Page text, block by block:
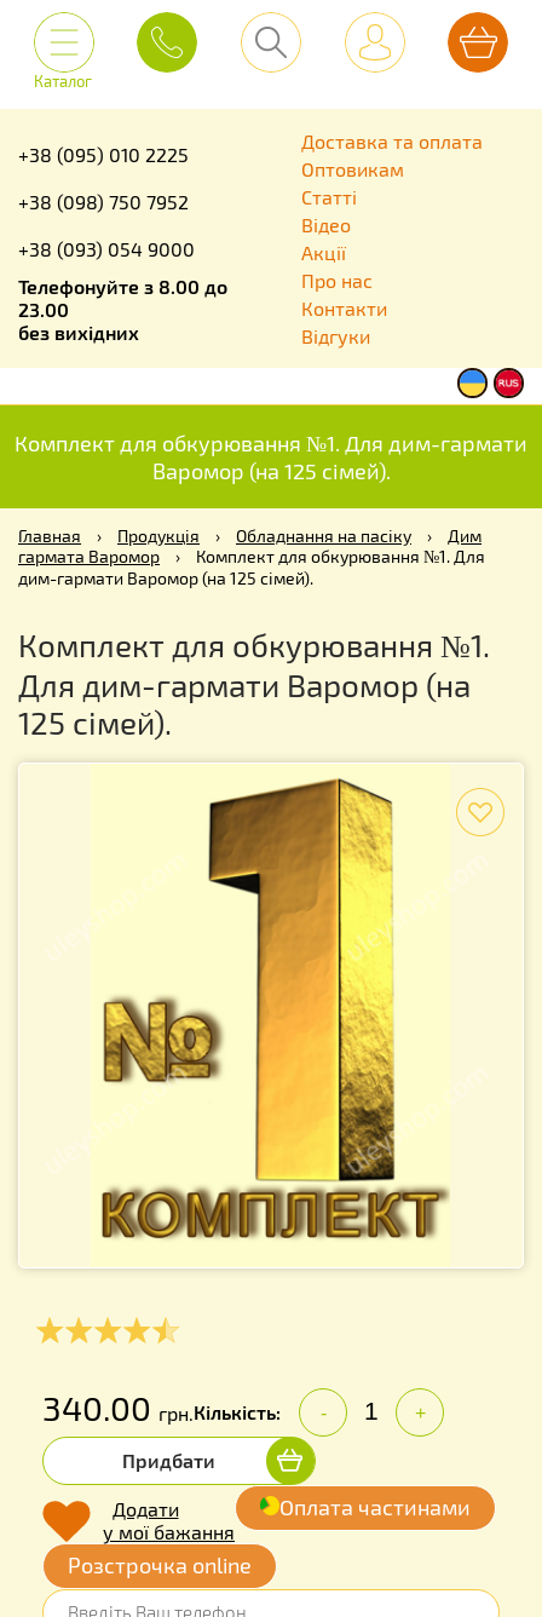
Каталог
+38 (095) 010 2225
+38 (098) 750 7952
+38 (093) 054 9000
Телефонуйте з 8.00 до
23.00
без вихідних
Доставка та оплата
Оптовикам
Статті
Відео
Акції
Про нас
Контакти
Відгуки
Комплект для обкурювання №1. Для дим-гармати
Варомор (на 125 сімей).
Главная › Продукція › Обладнання на пасіку ›
Дим
гармата Варомор
›
Комплект для обкурювання №1. Для
дим-гармати Варомор (на 125 сімей).
Комплект для обкурювання №1.
Для дим-гармати Варомор (на
125 сімей).
340.00 грн.Кількість: - +
Придбати
Додати
у мої бажання
Оплата частинами
Розстрочка online